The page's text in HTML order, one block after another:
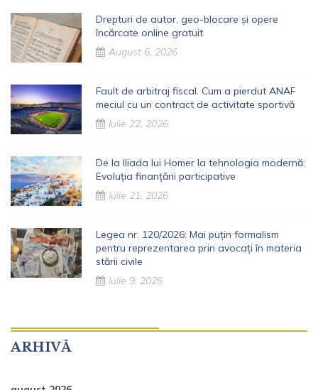
Drepturi de autor, geo-blocare și opere
încărcate online gratuit
August 6, 2026
Fault de arbitraj fiscal. Cum a pierdut ANAF
meciul cu un contract de activitate sportivă
Iulie 22, 2026
De la Iliada lui Homer la tehnologia modernă:
Evoluția finanțării participative
Iulie 21, 2026
Legea nr. 120/2026: Mai puțin formalism
pentru reprezentarea prin avocați în materia
stării civile
Iulie 9, 2026
ARHIVĂ